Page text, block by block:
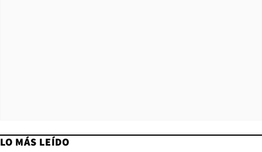
LO MÁS LEÍDO